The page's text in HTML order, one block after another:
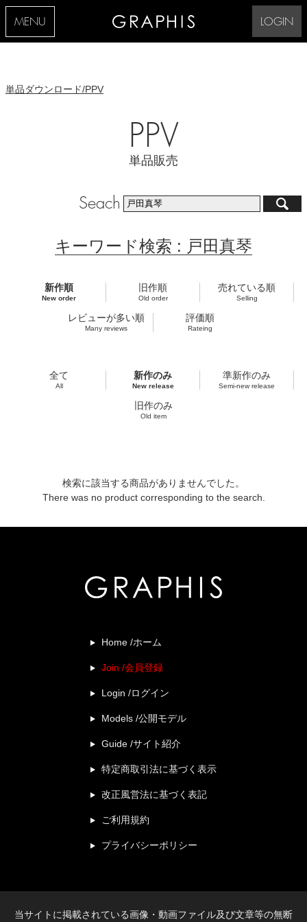
MENU LOGIN
単品ダウンロード/PPV
PPV
単品販売
Seach
キーワード検索 : 戸田真琴
新作順
New order
旧作順
Old order
売れている順
Selling
レビューが多い順
Many reviews
評価順
Rateing
全て
All
新作のみ
New release
準新作のみ
Semi-new release
旧作のみ
Old item
検索に該当する商品がありませんでした。
There was no product corresponding to the search.
Home /ホーム
Join /会員登録
Login /ログイン
Models /公開モデル
Guide /サイト紹介
特定商取引法に基づく表示
改正風営法に基づく表記
ご利用規約
プライバシーポリシー
当サイトに掲載されている画像・動画ファイル及び文章等の無断